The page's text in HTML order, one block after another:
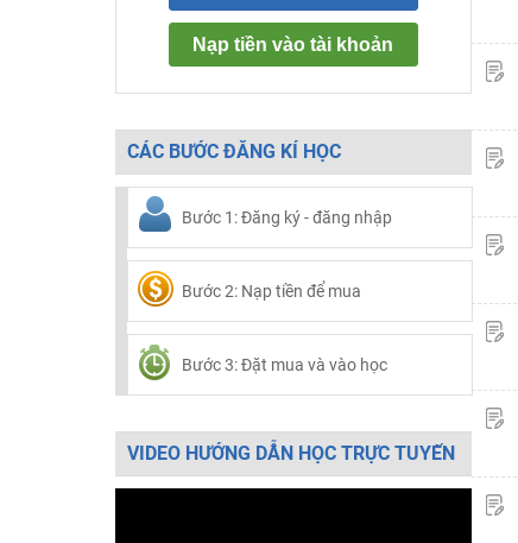
Nạp tiền vào tài khoản
CÁC BƯỚC ĐĂNG KÍ HỌC
Bước 1: Đăng ký - đăng nhập
Bước 2: Nạp tiền để mua
Bước 3: Đặt mua và vào học
VIDEO HƯỚNG DẪN HỌC TRỰC TUYẾN